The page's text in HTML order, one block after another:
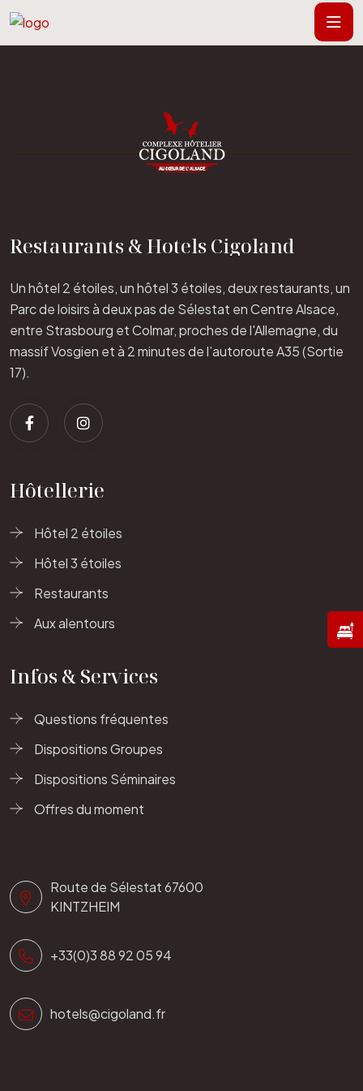
Restaurants & Hotels Cigoland
Un hôtel 2 étoiles, un hôtel 3 étoiles, deux restaurants, un
Parc de loisirs à deux pas de Sélestat en Centre Alsace,
entre Strasbourg et Colmar, proches de l'Allemagne, du
massif Vosgien et à 2 minutes de l’autoroute A35 (Sortie
17).
Hôtellerie
Hôtel 2 étoiles
Hôtel 3 étoiles
Restaurants
Aux alentours
Infos & Services
Questions fréquentes
Dispositions Groupes
Dispositions Séminaires
Offres du moment
Route de Sélestat 67600
KINTZHEIM
+33(0)3 88 92 05 94
hotels@cigoland.fr